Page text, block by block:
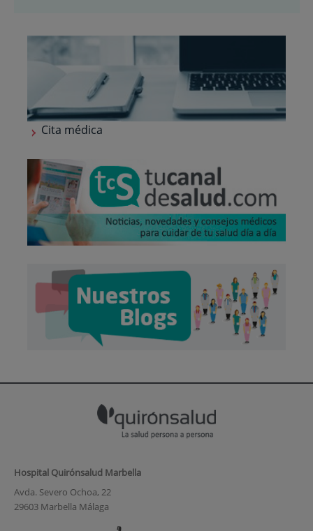
Cita médica
Hospital Quirónsalud Marbella
Avda. Severo Ochoa, 22
29603 Marbella Málaga